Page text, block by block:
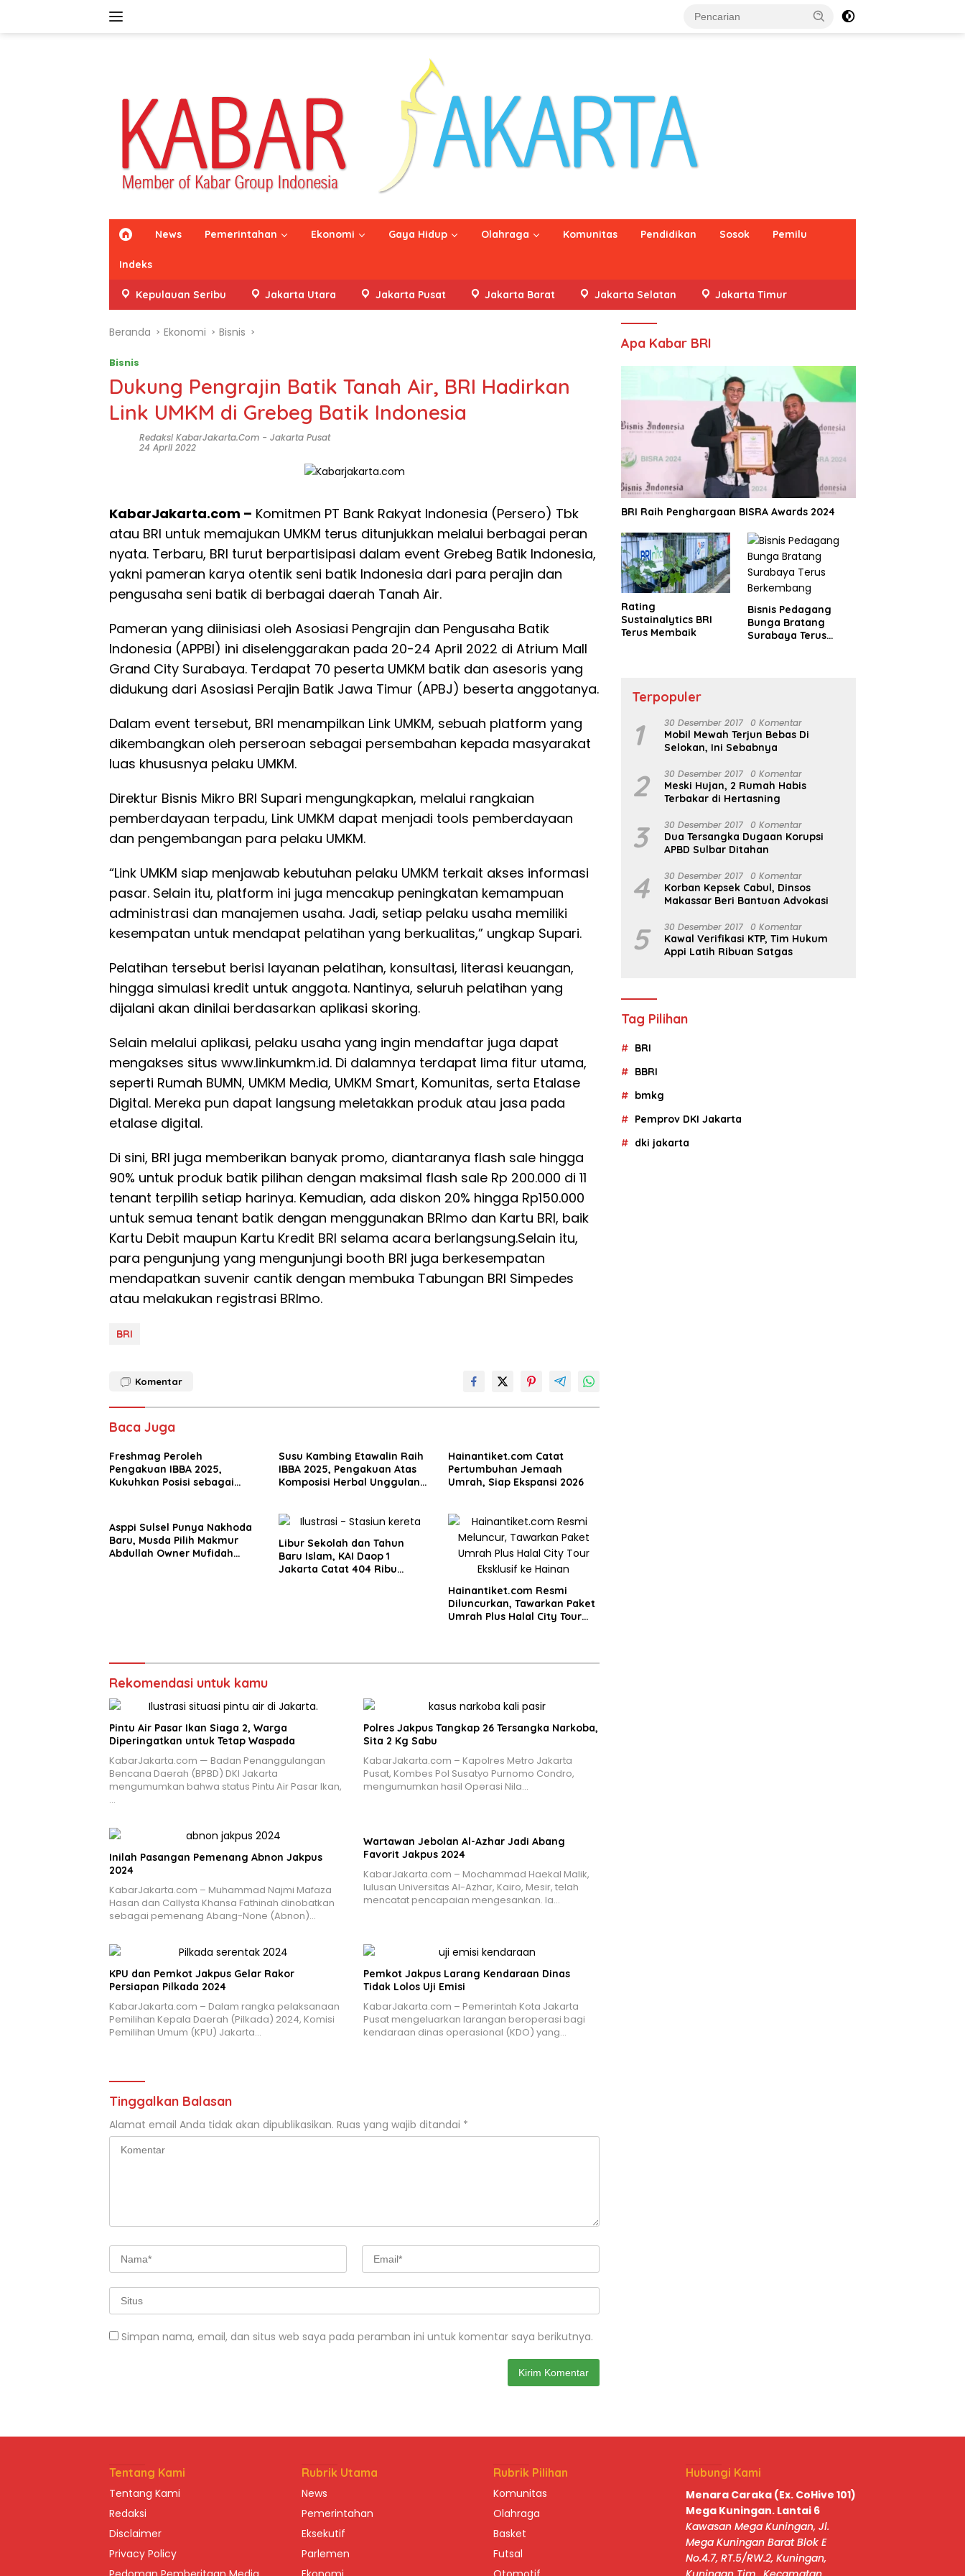
H
m
e
News Pemerintahan Ekonomi Gaya Hidup Olahraga Komunitas Pendidikan Sosok Pemilu
Indeks
Kepulauan Seribu Jakarta Utara Jakarta Pusat Jakarta Barat Jakarta Selatan Jakarta Timur
Beranda Ekonomi Bisnis
Bisnis
Dukung Pengrajin Batik Tanah Air, BRI Hadirkan
Link UMKM di Grebeg Batik Indonesia
Redaksi KabarJakarta.com - Jakarta Pusat
24 April 2022
KabarJakarta.com – Komitmen PT Bank Rakyat Indonesia (Persero) Tbk
atau BRI untuk memajukan UMKM terus ditunjukkan melalui berbagai peran
nyata. Terbaru, BRI turut berpartisipasi dalam event Grebeg Batik Indonesia,
yakni pameran karya otentik seni batik Indonesia dari para perajin dan
pengusaha seni batik di berbagai daerah Tanah Air.
Pameran yang diinisiasi oleh Asosiasi Pengrajin dan Pengusaha Batik
Indonesia (APPBI) ini diselenggarakan pada 20-24 April 2022 di Atrium Mall
Grand City Surabaya. Terdapat 70 peserta UMKM batik dan asesoris yang
didukung dari Asosiasi Perajin Batik Jawa Timur (APBJ) beserta anggotanya.
Dalam event tersebut, BRI menampilkan Link UMKM, sebuah platform yang
dikembangkan oleh perseroan sebagai persembahan kepada masyarakat
luas khususnya pelaku UMKM.
Direktur Bisnis Mikro BRI Supari mengungkapkan, melalui rangkaian
pemberdayaan terpadu, Link UMKM dapat menjadi tools pemberdayaan
dan pengembangan para pelaku UMKM.
“Link UMKM siap menjawab kebutuhan pelaku UMKM terkait akses informasi
pasar. Selain itu, platform ini juga mencakup peningkatan kemampuan
administrasi dan manajemen usaha. Jadi, setiap pelaku usaha memiliki
kesempatan untuk mendapat pelatihan yang berkualitas,” ungkap Supari.
Pelatihan tersebut berisi layanan pelatihan, konsultasi, literasi keuangan,
hingga simulasi kredit untuk anggota. Nantinya, seluruh pelatihan yang
dijalani akan dinilai berdasarkan aplikasi skoring.
Selain melalui aplikasi, pelaku usaha yang ingin mendaftar juga dapat
mengakses situs www.linkumkm.id. Di dalamnya terdapat lima fitur utama,
seperti Rumah BUMN, UMKM Media, UMKM Smart, Komunitas, serta Etalase
Digital. Mereka pun dapat langsung meletakkan produk atau jasa pada
etalase digital.
Di sini, BRI juga memberikan banyak promo, diantaranya flash sale hingga
90% untuk produk batik pilihan dengan maksimal flash sale Rp 200.000 di 11
tenant terpilih setiap harinya. Kemudian, ada diskon 20% hingga Rp150.000
untuk semua tenant batik dengan menggunakan BRImo dan Kartu BRI, baik
Kartu Debit maupun Kartu Kredit BRI selama acara berlangsung.Selain itu,
para pengunjung yang mengunjungi booth BRI juga berkesempatan
mendapatkan suvenir cantik dengan membuka Tabungan BRI Simpedes
atau melakukan registrasi BRImo.
BRI
Komentar
Baca Juga
Freshmag Peroleh
Pengakuan IBBA 2025,
Kukuhkan Posisi sebagai
Susu Kambing Etawalin Raih
IBBA 2025, Pengakuan Atas
Komposisi Herbal Unggulan
Hainantiket.com Catat
Pertumbuhan Jemaah
Umrah, Siap Ekspansi 2026
Asppi Sulsel Punya Nakhoda
Baru, Musda Pilih Makmur
Abdullah Owner Mufidah
Libur Sekolah dan Tahun
Baru Islam, KAI Daop 1
Jakarta Catat 404 Ribu
Hainantiket.com Resmi
Diluncurkan, Tawarkan Paket
Umrah Plus Halal City Tour
Rekomendasi untuk kamu
Pintu Air Pasar Ikan Siaga 2, Warga
Diperingatkan untuk Tetap Waspada
KabarJakarta.com — Badan Penanggulangan
Bencana Daerah (BPBD) DKI Jakarta
mengumumkan bahwa status Pintu Air Pasar Ikan,
…
Polres Jakpus Tangkap 26 Tersangka Narkoba,
Sita 2 Kg Sabu
KabarJakarta.com – Kapolres Metro Jakarta
Pusat, Kombes Pol Susatyo Purnomo Condro,
mengumumkan hasil Operasi Nila…
Inilah Pasangan Pemenang Abnon Jakpus
2024
KabarJakarta.com – Muhammad Najmi Mafaza
Hasan dan Callysta Khansa Fathinah dinobatkan
sebagai pemenang Abang-None (Abnon)…
Wartawan Jebolan Al-Azhar Jadi Abang
Favorit Jakpus 2024
KabarJakarta.com – Mochammad Haekal Malik,
lulusan Universitas Al-Azhar, Kairo, Mesir, telah
mencatat pencapaian mengesankan. Ia…
KPU dan Pemkot Jakpus Gelar Rakor
Persiapan Pilkada 2024
KabarJakarta.com – Dalam rangka pelaksanaan
Pemilihan Kepala Daerah (Pilkada) 2024, Komisi
Pemilihan Umum (KPU) Jakarta…
Pemkot Jakpus Larang Kendaraan Dinas
Tidak Lolos Uji Emisi
KabarJakarta.com – Pemerintah Kota Jakarta
Pusat mengeluarkan larangan beroperasi bagi
kendaraan dinas operasional (KDO) yang…
Tinggalkan Balasan
Alamat email Anda tidak akan dipublikasikan. Ruas yang wajib ditandai *
Simpan nama, email, dan situs web saya pada peramban ini untuk komentar saya berikutnya.
Apa Kabar BRI
BRI Raih Penghargaan BISRA Awards 2024
Rating
Sustainalytics BRI
Terus Membaik
Bisnis Pedagang
Bunga Bratang
Surabaya Terus
Terpopuler
1 30 Desember 2017 0 Komentar
Mobil Mewah Terjun Bebas Di
Selokan, Ini Sebabnya
2 30 Desember 2017 0 Komentar
Meski Hujan, 2 Rumah Habis
Terbakar di Hertasning
3 30 Desember 2017 0 Komentar
Dua Tersangka Dugaan Korupsi
APBD Sulbar Ditahan
4 30 Desember 2017 0 Komentar
Korban Kepsek Cabul, Dinsos
Makassar Beri Bantuan Advokasi
5 30 Desember 2017 0 Komentar
Kawal Verifikasi KTP, Tim Hukum
Appi Latih Ribuan Satgas
Tag Pilihan
BRI
BBRI
bmkg
Pemprov DKI Jakarta
dki jakarta
Tentang Kami
Tentang Kami
Redaksi
Disclaimer
Privacy Policy
Rubrik Utama
News
Pemerintahan
Eksekutif
Parlemen
Rubrik Pilihan
Komunitas
Olahraga
Basket
Futsal
Hubungi Kami
Menara Caraka (Ex. CoHive 101)
Mega Kuningan. Lantai 6
Kawasan Mega Kuningan, Jl.
Mega Kuningan Barat Blok E
No.4.7, RT.5/RW.2, Kuningan,